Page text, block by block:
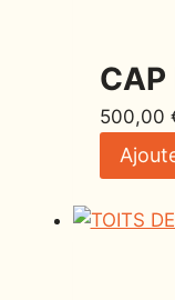
CAP
500,00